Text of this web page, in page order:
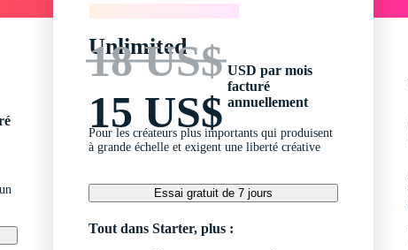
Unlimited
18 US$
15 US$
USD par mois
facturé
annuellement
Pour les créateurs plus importants qui produisent
à grande échelle et exigent une liberté créative
Essai gratuit de 7 jours
Tout dans Starter, plus :